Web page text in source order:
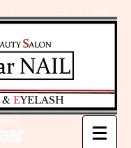
まつげエクステはＤｅａｒＮAILへ
1
& EYELASH